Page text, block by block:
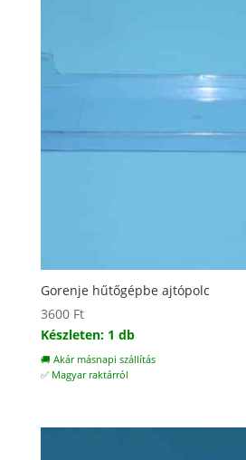
Gorenje hűtőgépbe ajtópolc
3600 Ft
Készleten: 1 db
🚚 Akár másnapi szállítás
✅ Magyar raktárról